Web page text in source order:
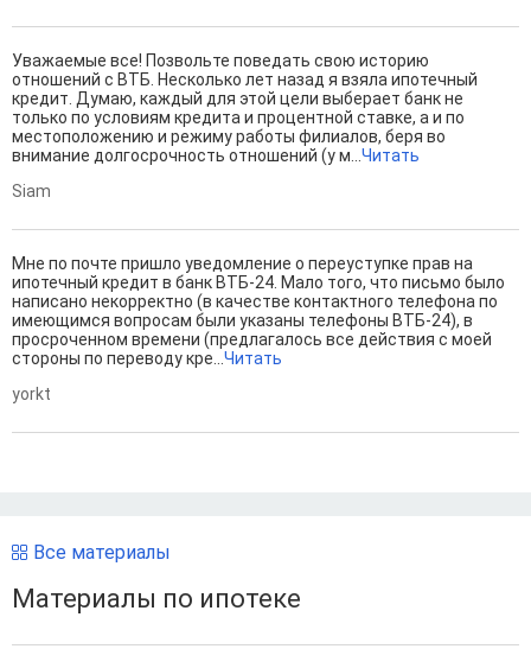
Уважаемые все! Позвольте поведать свою историю
отношений с ВТБ. Несколько лет назад я взяла ипотечный
кредит. Думаю, каждый для этой цели выберает банк не
только по условиям кредита и процентной ставке, а и по
местоположению и режиму работы филиалов, беря во
внимание долгосрочность отношений (у м...Читать
Siam
Мне по почте пришло уведомление о переуступке прав на
ипотечный кредит в банк ВТБ-24. Мало того, что письмо было
написано некорректно (в качестве контактного телефона по
имеющимся вопросам были указаны телефоны ВТБ-24), в
просроченном времени (предлагалось все действия с моей
стороны по переводу кре...Читать
yorkt
Все материалы
Материалы по ипотеке